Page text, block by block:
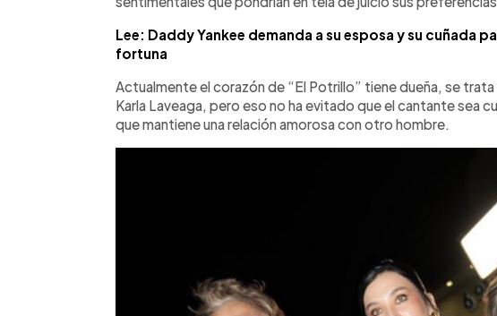
Lee: Daddy Yankee demanda a su esposa y su cuñada
fortuna
Actualmente el corazón de “El Potrillo” tiene dueña, se
Karla Laveaga, pero eso no ha evitado que el cantante sea
que mantiene una relación amorosa con otro hombre.